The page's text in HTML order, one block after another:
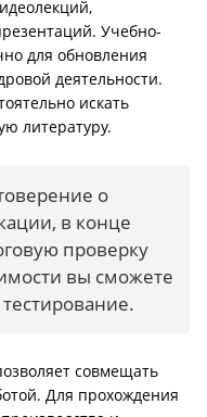
Учебно-
для обновления
деятельности.
искать
литературу.
о
в конце
проверку
вы сможете
совмещать
Для прохождения